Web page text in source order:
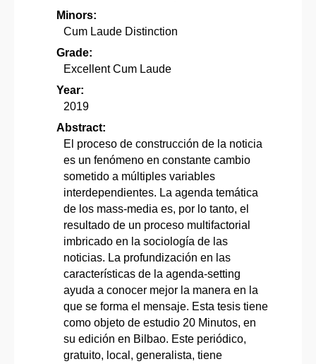
Minors:
Cum Laude Distinction
Grade:
Excellent Cum Laude
Year:
2019
Abstract:
El proceso de construcción de la noticia
es un fenómeno en constante cambio
sometido a múltiples variables
interdependientes. La agenda temática
de los mass-media es, por lo tanto, el
resultado de un proceso multifactorial
imbricado en la sociología de las
noticias. La profundización en las
características de la agenda-setting
ayuda a conocer mejor la manera en la
que se forma el mensaje. Esta tesis tiene
como objeto de estudio 20 Minutos, en
su edición en Bilbao. Este periódico,
gratuito, local, generalista, tiene